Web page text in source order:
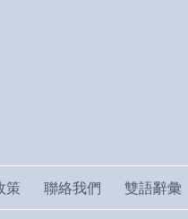
策 聯絡我們 雙語辭彙